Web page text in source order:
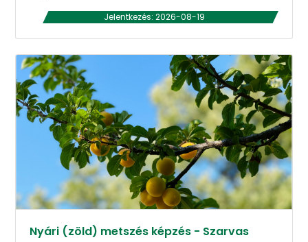
Jelentkezés: 2026-08-19
Nyári (zöld) metszés képzés - Szarvas